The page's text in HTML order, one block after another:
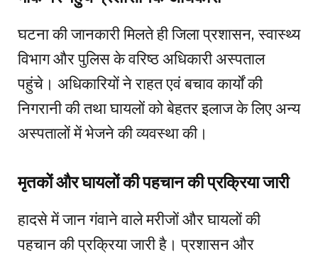
घटना की जानकारी मिलते ही जिला प्रशासन, स्वास्थ्य
विभाग और पुलिस के वरिष्ठ अधिकारी अस्पताल
पहुंचे। अधिकारियों ने राहत एवं बचाव कार्यों की
निगरानी की तथा घायलों को बेहतर इलाज के लिए अन्य
अस्पतालों में भेजने की व्यवस्था की।
मृतकों और घायलों की पहचान की प्रक्रिया जारी
हादसे में जान गंवाने वाले मरीजों और घायलों की
पहचान की प्रक्रिया जारी है। प्रशासन और